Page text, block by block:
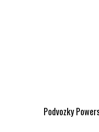
Podvozky